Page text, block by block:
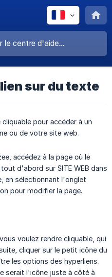
sur du texte
pour accéder à un
ou de votre site web.
accédez à la page où le
d'abord sur SITE WEB dans
en sélectionnant l'onglet
pour modifier la page.
voulez rendre cliquable, qui
cliquer sur le petit icône du
les options des hyperliens.
serait l'icône juste à côté à